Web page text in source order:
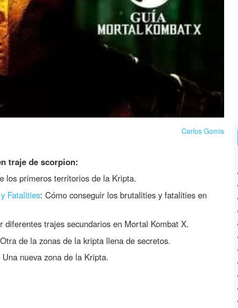
Carlos Gomis
traje de scorpion:
los primeros territorios de la Kripta.
Fatalities: Cómo conseguir los brutalities y fatalities en
diferentes trajes secundarios en Mortal Kombat X.
de la zonas de la kripta llena de secretos.
Una nueva zona de la Kripta.